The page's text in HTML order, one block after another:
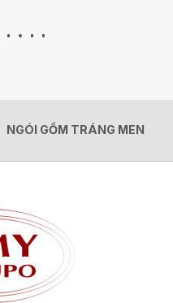
NGÓI GỐM TRÁNG MEN
NGÓI GỐM TRÁNG MEN